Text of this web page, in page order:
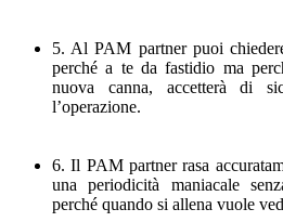
5. Al PAM partner puoi
perché a te da fastidio ma
nuova canna, accetterà di
l’operazione.
6. Il PAM partner rasa
una periodicità maniacale
perché quando si allena vuole